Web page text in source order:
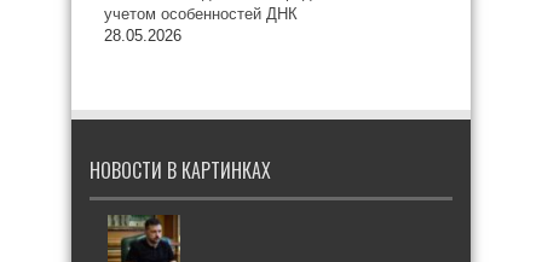
учетом особенностей ДНК
28.05.2026
НОВОСТИ В КАРТИНКАХ